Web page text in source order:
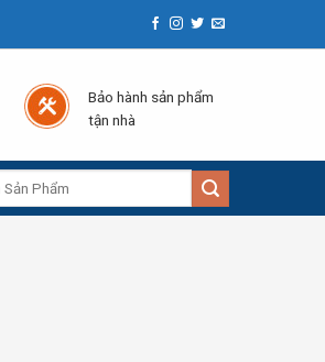
Bảo hành sản phẩm
tận nhà